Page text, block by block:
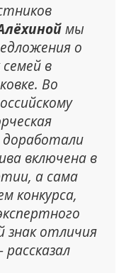
мы
о
в
Во
включена в
а сама
конкурса,
знак отличия